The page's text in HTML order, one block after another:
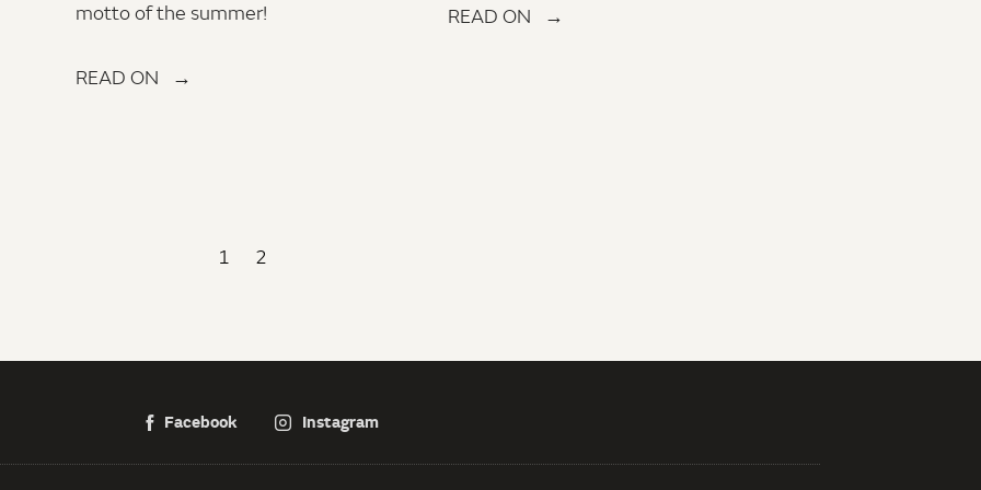
motto of the summer!
READ ON →
READ ON →
1 2
Facebook Instagram